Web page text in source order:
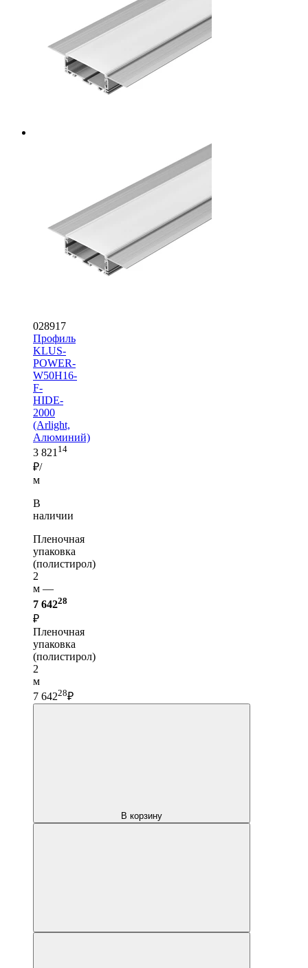
028917
Профиль
KLUS-
POWER-
W50H16-
F-
HIDE-
2000
(Arlight,
Алюминий)
3 821 14
₽/
м
В
наличии
Пленочная
упаковка
(полистирол)
2
м —
7 64228
₽
Пленочная
упаковка
(полистирол)
2
м
7 64228₽
В корзину